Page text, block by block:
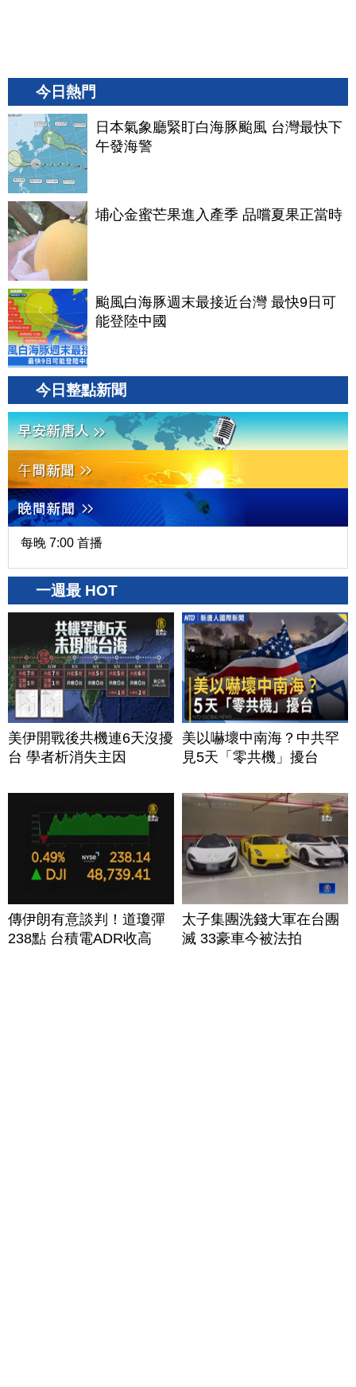
今日熱門
日本氣象廳緊盯白海豚颱風 台灣最快下
午發海警
埔心金蜜芒果進入產季 品嚐夏果正當時
颱風白海豚週末最接近台灣 最快9日可
能登陸中國
今日整點新聞
每晚 7:00 首播
一週最 HOT
美伊開戰後共機連6天沒擾
台 學者析消失主因
美以嚇壞中南海？中共罕
見5天「零共機」擾台
傳伊朗有意談判！道瓊彈
238點 台積電ADR收高
太子集團洗錢大軍在台團
滅 33豪車今被法拍